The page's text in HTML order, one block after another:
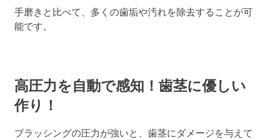
手磨きと比べて、多くの歯垢や汚れを除去することが可
能です。
高圧力を自動で感知！歯茎に優しい
作り！
ブラッシングの圧力が強いと、歯茎にダメージを与えて